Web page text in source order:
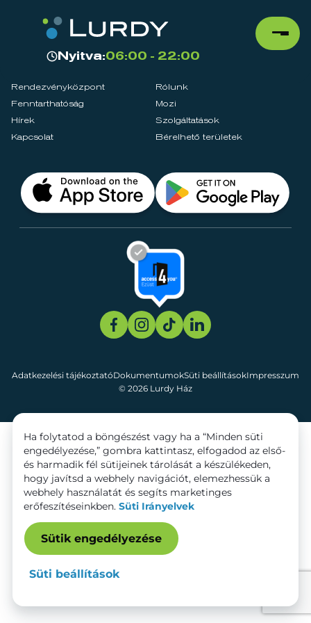
Nyitva:06:00 - 22:00
Rendezvényközpont
Rólunk
Fenntarthatóság
Mozi
Hírek
Szolgáltatások
Kapcsolat
Bérelhető területek
© 2026 Lurdy Ház
Adatkezelési tájékoztatóDokumentumokSüti beállításokImpresszum
Ha folytatod a böngészést vagy ha a “Minden süti
engedélyezése,” gombra kattintasz, elfogadod az első-
és harmadik fél sütijeinek tárolását a készülékeden,
hogy javítsd a webhely navigációt, elemezhessük a
webhely használatát és segíts marketinges
erőfeszítéseinkben. Süti Irányelvek
Sütik engedélyezése
Süti beállítások